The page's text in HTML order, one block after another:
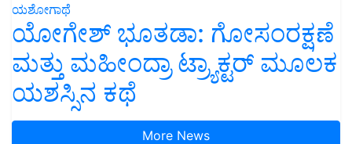
ಯಶೋಗಾಥೆ
ಯೋಗೇಶ್ ಭೂತಡಾ: ಗೋಸಂರಕ್ಷಣೆ
ಮತ್ತು ಮಹೀಂದ್ರಾ ಟ್ರ್ಯಾಕ್ಟರ್ ಮೂಲಕ
ಯಶಸ್ಸಿನ ಕಥೆ
More News